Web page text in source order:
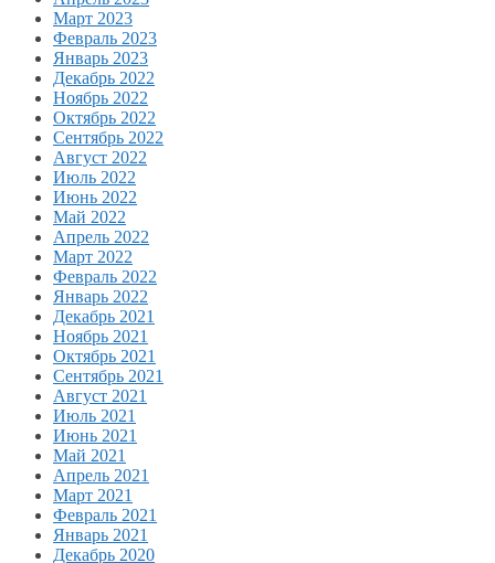
Март 2023
Февраль 2023
Январь 2023
Декабрь 2022
Ноябрь 2022
Октябрь 2022
Сентябрь 2022
Август 2022
Июль 2022
Июнь 2022
Май 2022
Апрель 2022
Март 2022
Февраль 2022
Январь 2022
Декабрь 2021
Ноябрь 2021
Октябрь 2021
Сентябрь 2021
Август 2021
Июль 2021
Июнь 2021
Май 2021
Апрель 2021
Март 2021
Февраль 2021
Январь 2021
Декабрь 2020